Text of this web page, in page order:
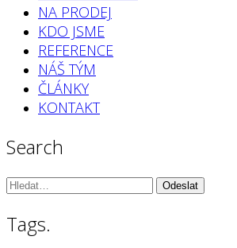
NA PRODEJ
KDO JSME
REFERENCE
NÁŠ TÝM
ČLÁNKY
KONTAKT
Search
Vyhledávání:
Tags.